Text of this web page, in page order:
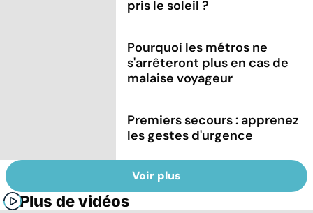
pris le soleil ?
Pourquoi les métros ne
s'arrêteront plus en cas de
malaise voyageur
Premiers secours : apprenez
les gestes d'urgence
Voir plus
Plus de vidéos